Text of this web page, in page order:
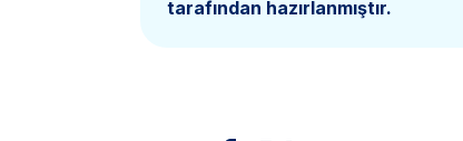
tarafından hazırlanmıştır.